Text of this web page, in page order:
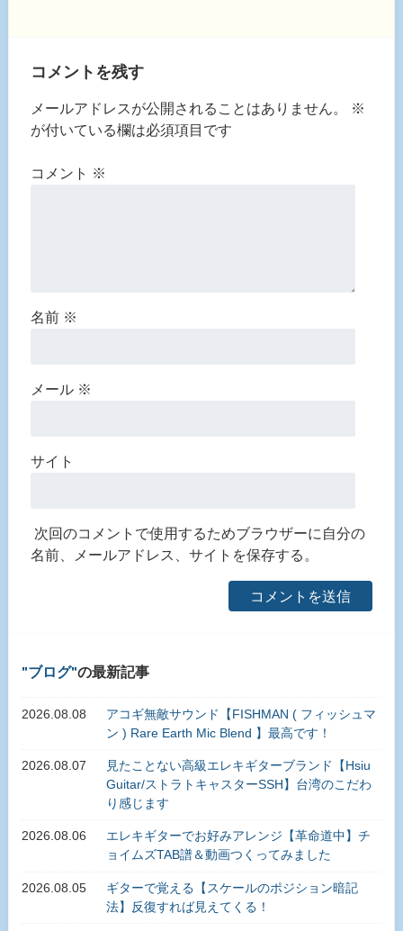
コメントを残す
メールアドレスが公開されることはありません。
※
が付いている欄は必須項目です
コメント ※
名前 ※
メール ※
サイト
次回のコメントで使用するためブラウザーに自分の
名前、メールアドレス、サイトを保存する。
ブログ の最新記事
2026.08.08
アコギ無敵サウンド【FISHMAN ( フィッシュマ
ン ) Rare Earth Mic Blend 】最高です！
2026.08.07
見たことない高級エレキギターブランド【Hsiu
Guitar/ストラトキャスターSSH】台湾のこだわ
り感じます
2026.08.06
エレキギターでお好みアレンジ【革命道中】チ
ョイムズTAB譜＆動画つくってみました
2026.08.05
ギターで覚える【スケールのポジション暗記
法】反復すれば見えてくる！